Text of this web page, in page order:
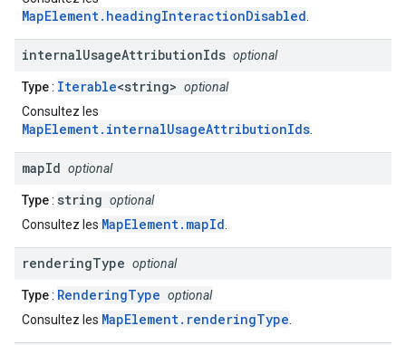
MapElement.headingInteractionDisabled
internalUsageAttributionIds optional
Type: Iterable<string> optional
Consultez les
MapElement.internalUsageAttributionIds
mapId optional
Type: string optional
Consultez les MapElement.mapId
renderingType optional
Type: RenderingType optional
Consultez les MapElement.renderingType